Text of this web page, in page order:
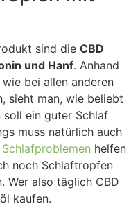
sind die CBD
und Hanf. Anhand
bei allen anderen
sieht man, wie beliebt
soll ein guter Schlaf
muss natürlich auch
helfen
noch Schlaftropfen
Wer also täglich CBD
kaufen.